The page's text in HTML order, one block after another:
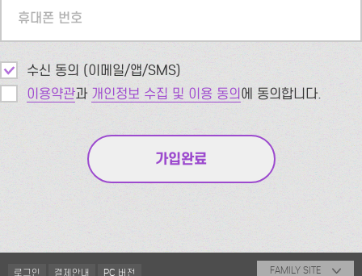
휴대폰 번호
수신 동의 (이메일/앱/SMS)
이용약관과 개인정보 수집 및 이용 동의에 동의합니다.
로그인 결제안내 PC 버전 FAMILY SITE